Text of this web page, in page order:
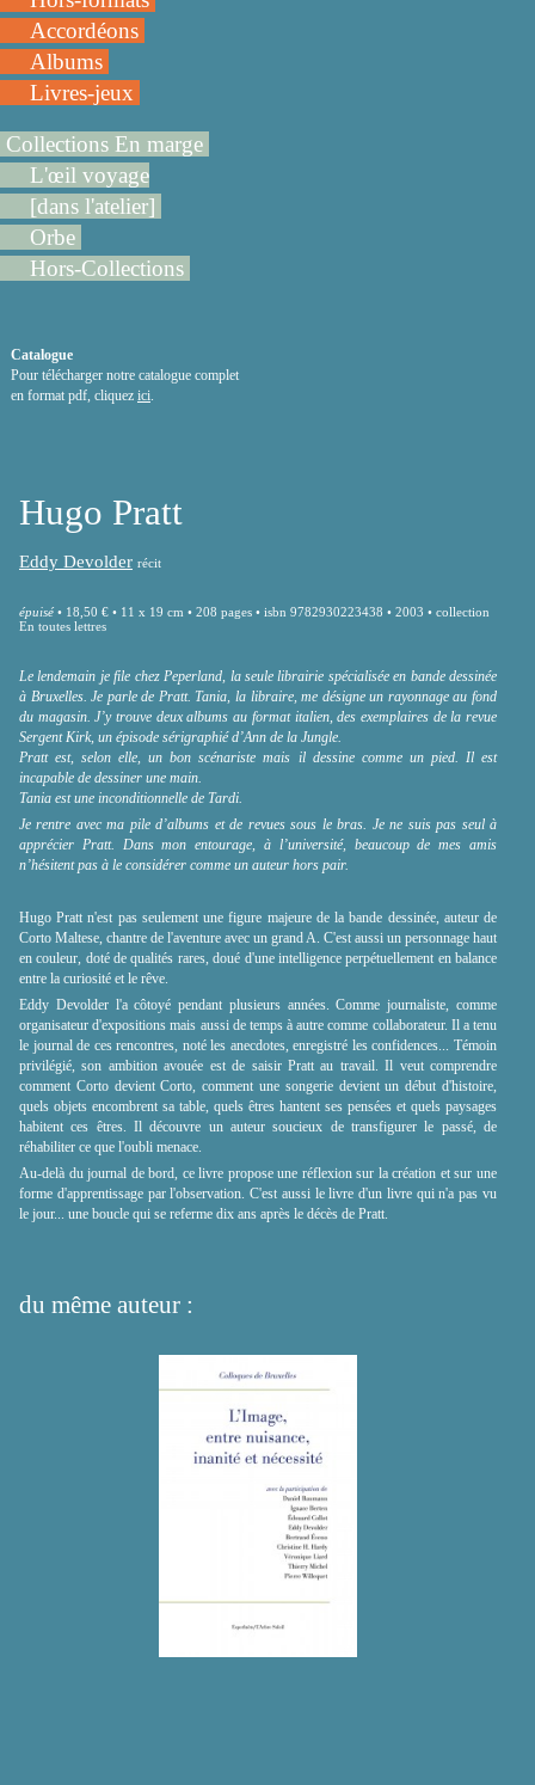
Accordéons
Albums
Livres-jeux
Collections En marge
L'œil voyage
[dans l'atelier]
Orbe
Hors-Collections
Catalogue
Pour télécharger notre catalogue complet
en format pdf, cliquez ici
Hugo Pratt
Eddy Devolder récit
épuisé • 18,50 € • 11 x 19 cm • 208 pages • isbn 9782930223438 • 2003 • collection
En toutes lettres
Le lendemain je file chez Peperland, la seule librairie spécialisée en bande dessinée
à Bruxelles. Je parle de Pratt. Tania, la libraire, me désigne un rayonnage au fond
du magasin. J’y trouve deux albums au format italien, des exemplaires de la revue
Sergent Kirk, un épisode sérigraphié d’Ann de la Jungle.
Pratt est, selon elle, un bon scénariste mais il dessine comme un pied. Il est
incapable de dessiner une main.
Tania est une inconditionnelle de Tardi.
Je rentre avec ma pile d’albums et de revues sous le bras. Je ne suis pas seul à
apprécier Pratt. Dans mon entourage, à l’université, beaucoup de mes amis
n’hésitent pas à le considérer comme un auteur hors pair.
Hugo Pratt n'est pas seulement une figure majeure de la bande dessinée, auteur de
Corto Maltese, chantre de l'aventure avec un grand A. C'est aussi un personnage haut
en couleur, doté de qualités rares, doué d'une intelligence perpétuellement en balance
entre la curiosité et le rêve.
Eddy Devolder l'a côtoyé pendant plusieurs années. Comme journaliste, comme
organisateur d'expositions mais aussi de temps à autre comme collaborateur. Il a tenu
le journal de ces rencontres, noté les anecdotes, enregistré les confidences... Témoin
privilégié, son ambition avouée est de saisir Pratt au travail. Il veut comprendre
comment Corto devient Corto, comment une songerie devient un début d'histoire,
quels objets encombrent sa table, quels êtres hantent ses pensées et quels paysages
habitent ces êtres. Il découvre un auteur soucieux de transfigurer le passé, de
réhabiliter ce que l'oubli menace.
Au-delà du journal de bord, ce livre propose une réflexion sur la création et sur une
forme d'apprentissage par l'observation. C'est aussi le livre d'un livre qui n'a pas vu
le jour... une boucle qui se referme dix ans après le décès de Pratt.
du même auteur :